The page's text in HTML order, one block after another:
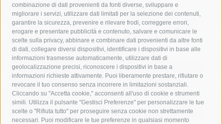
combinazione di dati provenienti da fonti diverse, sviluppare e
migliorare i servizi, utilizzare dati limitati per la selezione dei contenuti,
garantire la sicurezza, prevenire e rilevare frodi, correggere errori,
erogare e presentare pubblicità e contenuto, salvare e comunicare le
scelte sulla privacy, abbinare e combinare dati provenienti da altre fonti
di dati, collegare diversi dispositivi, identificare i dispositivi in base alle
informazioni trasmesse automaticamente, utilizzare dati di
geolocalizzazione precisi, riconoscere i dispositivi in base a
informazioni richieste attivamente. Puoi liberamente prestare, rifiutare o
revocare il tuo consenso senza incorrere in limitazioni sostanziali.
Cliccando su "Accetta cookie," acconsenti all'uso di cookie e strumenti
simili. Utilizza il pulsante "Gestisci Preferenze" per personalizzare le tue
scelte o "Rifiuta tutto" per proseguire senza cookie non strettamente
necessari. Puoi modificare le tue preferenze in qualsiasi momento
costiera amalfitana
covid-19 eav
elezioni
fondazione sorrento
gori guardia costiera
incidente
lavori
lorenzo balducelli mare
massa lubrense
massimo coppola
Meta napoli
ordinanza
penisola sorrentina
piano di sorrento
polizia municipale
protezione civile
Regione Campania
sant'agnello
sindaco cuomo
sorrento studenti temporali
treni
turismo
Vico Equense villa fiorentino vincenzo de luca